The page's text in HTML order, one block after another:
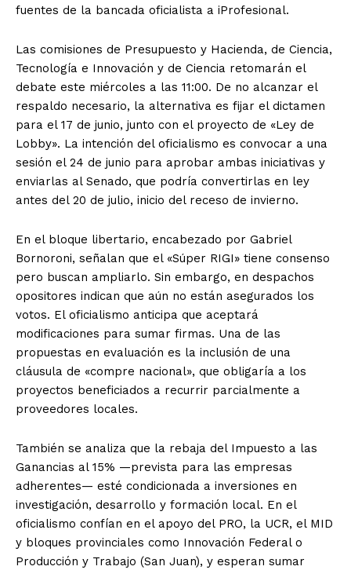
fuentes de la bancada oficialista a iProfesional.
Las comisiones de Presupuesto y Hacienda, de Ciencia,
Tecnología e Innovación y de Ciencia retomarán el
debate este miércoles a las 11:00. De no alcanzar el
respaldo necesario, la alternativa es fijar el dictamen
para el 17 de junio, junto con el proyecto de «Ley de
Lobby». La intención del oficialismo es convocar a una
sesión el 24 de junio para aprobar ambas iniciativas y
enviarlas al Senado, que podría convertirlas en ley
antes del 20 de julio, inicio del receso de invierno.
En el bloque libertario, encabezado por Gabriel
Bornoroni, señalan que el «Súper RIGI» tiene consenso
pero buscan ampliarlo. Sin embargo, en despachos
opositores indican que aún no están asegurados los
votos. El oficialismo anticipa que aceptará
modificaciones para sumar firmas. Una de las
propuestas en evaluación es la inclusión de una
cláusula de «compre nacional», que obligaría a los
proyectos beneficiados a recurrir parcialmente a
proveedores locales.
También se analiza que la rebaja del Impuesto a las
Ganancias al 15% —prevista para las empresas
adherentes— esté condicionada a inversiones en
investigación, desarrollo y formación local. En el
oficialismo confían en el apoyo del PRO, la UCR, el MID
y bloques provinciales como Innovación Federal o
Producción y Trabajo (San Juan), y esperan sumar